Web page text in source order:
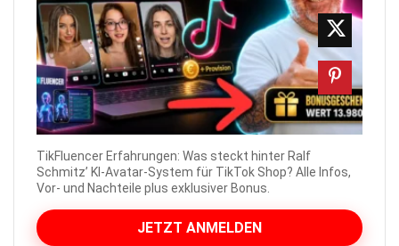
TikFluencer Erfahrungen: Was steckt hinter Ralf
Schmitz’ KI-Avatar-System für TikTok Shop? Alle Infos,
Vor- und Nachteile plus exklusiver Bonus.
JETZT ANMELDEN